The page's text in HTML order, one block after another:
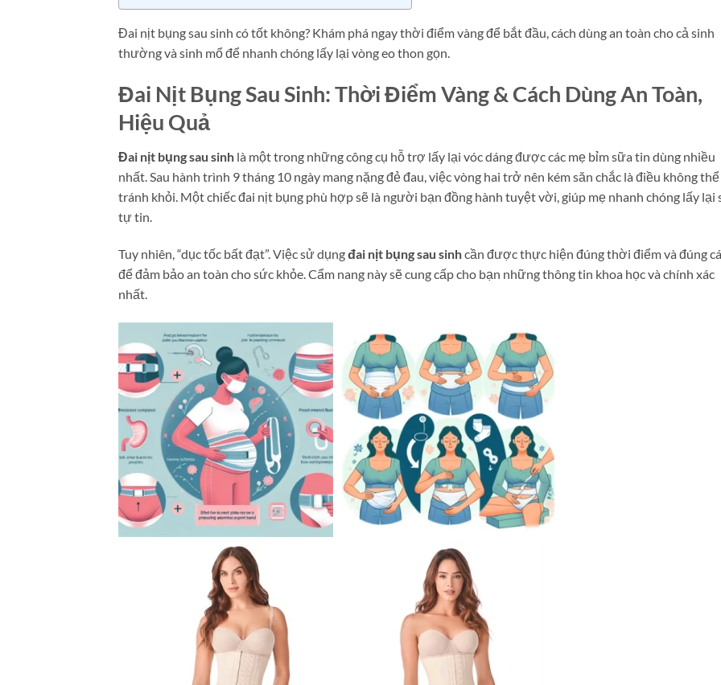
Đai nịt bụng sau sinh có tốt không? Khám phá ngay thời điểm vàng để bắt đầu, cách dùng an toàn cho cả sinh
thường và sinh mổ để nhanh chóng lấy lại vòng eo thon gọn.
Đai Nịt Bụng Sau Sinh: Thời Điểm Vàng & Cách Dùng An Toàn,
Hiệu Quả
Đai nịt bụng sau sinh là một trong những công cụ hỗ trợ lấy lại vóc dáng được các mẹ bỉm sữa tin dùng nhiều
nhất. Sau hành trình 9 tháng 10 ngày mang nặng đẻ đau, việc vòng hai trở nên kém săn chắc là điều không thể
tránh khỏi. Một chiếc đai nịt bụng phù hợp sẽ là người bạn đồng hành tuyệt vời, giúp mẹ nhanh chóng lấy lại
tự tin.
Tuy nhiên, “dục tốc bất đạt”. Việc sử dụngđai nịt bụng sau sinhcần được thực hiện đúng thời điểm và đúng
để đảm bảo an toàn cho sức khỏe. Cẩm nang này sẽ cung cấp cho bạn những thông tin khoa học và chính xác
nhất.